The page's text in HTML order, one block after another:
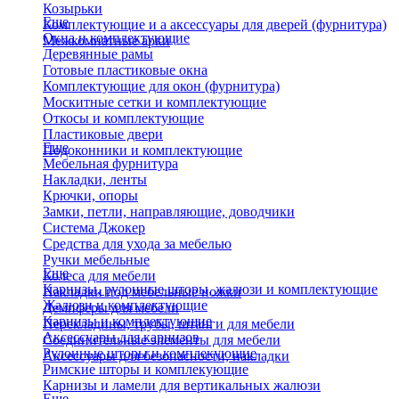
Козырьки
Комплектующие и а аксессуары для дверей (фурнитура)
Межкомнатные арки
Еще
Окна и комплектующие
Деревянные рамы
Готовые пластиковые окна
Комплектующие для окон (фурнитура)
Москитные сетки и комплектующие
Откосы и комплектующие
Пластиковые двери
Подоконники и комплектующие
Еще
Мебельная фурнитура
Накладки, ленты
Крючки, опоры
Замки, петли, направляющие, доводчики
Система Джокер
Средства для ухода за мебелью
Ручки мебельные
Колеса для мебели
Накладки под мебельные ножки
Демпферы для мебели
Перекладины, трубы, штанги для мебели
Соединительные элементы для мебели
Аксессуары для безопасности, накладки
Еще
Карнизы, рулонные шторы, жалюзи и комплектующие
Жалюзи и комплектующие
Карнизы и комплектующие
Аксессуары для карнизов
Рулонные шторы и комплекующие
Римские шторы и комплекующие
Карнизы и ламели для вертикальных жалюзи